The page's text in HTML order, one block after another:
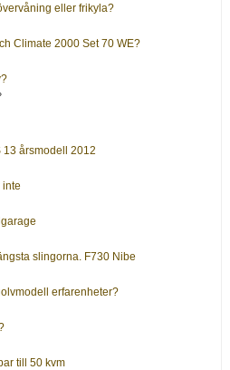
eller frikyla?
Climate 2000 Set 70 WE?
13 årsmodell 2012
inte
slingorna. F730 Nibe
erfarenheter?
till 50 kvm